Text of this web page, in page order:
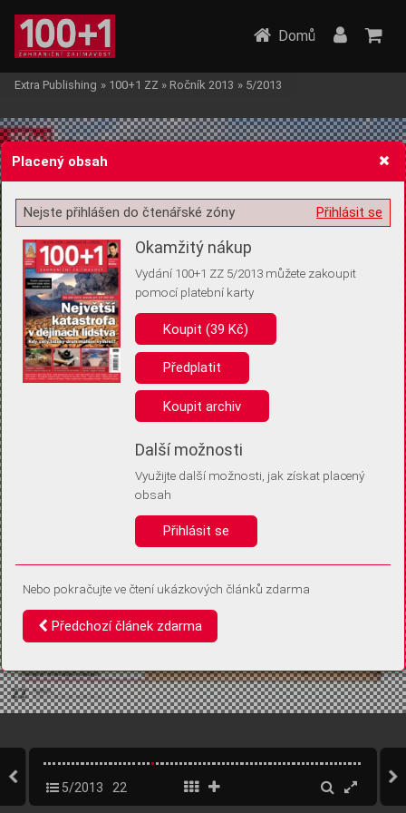
Žádost o souhlas s ukládáním volitelných informací
Pro základní fungování webu nepotřebujeme ukládat žádné informace
(tzv. cookies apod.). Rádi bychom vás ale požádali o souhlas s
uložením volitelných informací:
Anonymní unikátní ID
Díky němu příště poznáme, že se jedná o stejné zařízení, a
Identifikátor je zcela anonymní.
Vaše souhlasy a odmítnutí si ukládáme do vašeho zařízení, abychom se
vás už příště znovu neptali. Můžete je kdykoli později upravit ve Správě
Domů
Extra Publishing » 100+1 ZZ » Ročník 2013 » 5/2013
5/2013 22
Placený obsah
Přihlásit se
Nejste přihlášen do čtenářské zóny
Okamžitý nákup
Vydání 100+1 ZZ 5/2013 můžete zakoupit
pomocí platební karty
Koupit (39 Kč)
Předplatit
Koupit archiv
Další možnosti
Využijte další možnosti, jak získat placený
obsah
Přihlásit se
Nebo pokračujte ve čtení ukázkových článků zdarma
Předchozí článek zdarma